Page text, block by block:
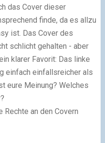
das Cover dieser
finde, da es allzu
ist. Das Cover des
schlicht gehalten - aber
klarer Favorit: Das linke
einfach einfallsreicher als
eure Meinung? Welches
Rechte an den Covern